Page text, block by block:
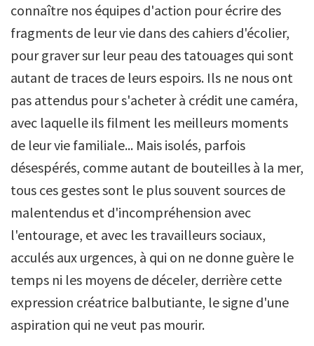
connaître nos équipes d'action pour écrire des
fragments de leur vie dans des cahiers d'écolier,
pour graver sur leur peau des tatouages qui sont
autant de traces de leurs espoirs. Ils ne nous ont
pas attendus pour s'acheter à crédit une caméra,
avec laquelle ils filment les meilleurs moments
de leur vie familiale... Mais isolés, parfois
désespérés, comme autant de bouteilles à la mer,
tous ces gestes sont le plus souvent sources de
malentendus et d'incompréhension avec
l'entourage, et avec les travailleurs sociaux,
acculés aux urgences, à qui on ne donne guère le
temps ni les moyens de déceler, derrière cette
expression créatrice balbutiante, le signe d'une
aspiration qui ne veut pas mourir.